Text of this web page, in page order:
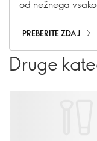
od nežnega
PREBERITE ZDAJ
Druge